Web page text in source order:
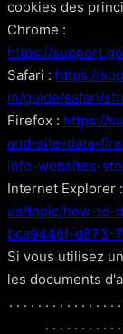
cookies des
Chrome :
https://
Safari : https://
in/guide/safari/
Firefox : https://
and-site-data-
info-websites-
Internet Explorer :
us/topic/how-to-
bca9446f-d873-
Si vous utilisez
les documents
. . . . . . . . . . . . . . .
. . . . . . . . . .